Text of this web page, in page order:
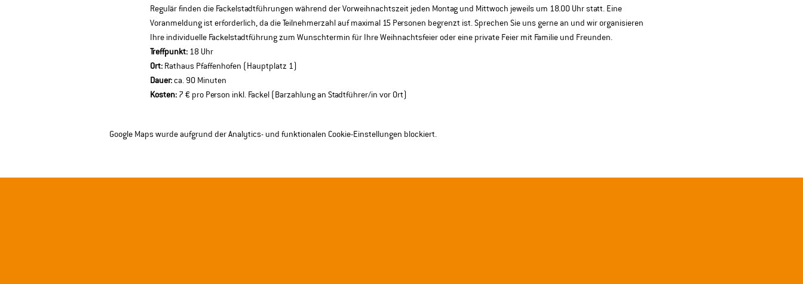
Regulär finden die Fackelstadtführungen während der Vorweihnachtszeit jeden Montag und Mittwoch jeweils um 18.00 Uhr statt. Eine
Voranmeldung ist erforderlich, da die Teilnehmerzahl auf maximal 15 Personen begrenzt ist. Sprechen Sie uns gerne an und wir organisieren
Ihre individuelle Fackelstadtführung zum Wunschtermin für Ihre Weihnachtsfeier oder eine private Feier mit Familie und Freunden.
Treffpunkt: 18 Uhr
Ort: Rathaus Pfaffenhofen (Hauptplatz 1)
Dauer: ca. 90 Minuten
Kosten: 7 € pro Person inkl. Fackel (Barzahlung an Stadtführer/in vor Ort)
Google Maps wurde aufgrund der Analytics- und funktionalen Cookie-Einstellungen blockiert.